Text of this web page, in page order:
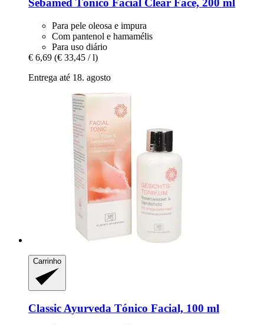
Sebamed Tónico Facial Clear Face, 200 ml
Para pele oleosa e impura
Com pantenol e hamamélis
Para uso diário
€ 6,69 (€ 33,45 / l)
Entrega até 18. agosto
Carrinho
Classic Ayurveda Tónico Facial, 100 ml